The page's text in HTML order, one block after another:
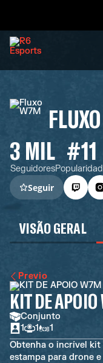
3 MIL
Seguidores
#11
Seguir
VISÃO GERAL
Previo
KIT DE
Conjunto
1
1
1
Obtenha o incrível kit
estampa para drone